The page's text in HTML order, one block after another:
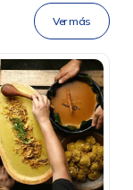
en una
Ver más